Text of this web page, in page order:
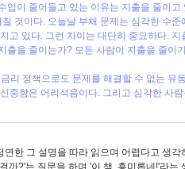
이 줄어들고 있는 이유는 지출을 줄이고
것이다. 오늘날 부채 문제는 심각한 수준
고 있다. 그런 차이는 대단히 중요하다. 지
출을 줄이는가? 모든 사람이 지출을 줄이
리 정책으로도 문제를 해결할 수 없는 유
중함은 어리석음이다. 그리고 심각한 사
한 그 설명을 따라 읽으며 어렵다고 생
까?'는 질문을 하며 '이 책, 흥미롭네!'라는